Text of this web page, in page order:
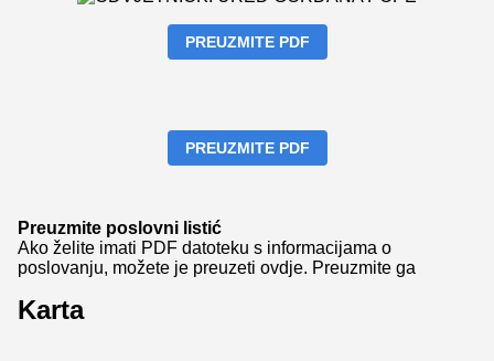
PREUZMITE PDF
PREUZMITE PDF
Preuzmite poslovni listić
Ako želite imati PDF datoteku s informacijama o
poslovanju, možete je preuzeti ovdje. Preuzmite ga
Karta